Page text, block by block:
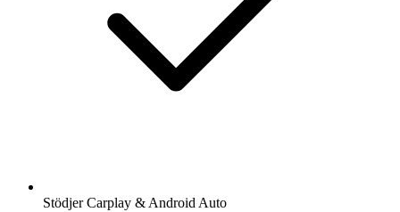
Stödjer Carplay & Android Auto